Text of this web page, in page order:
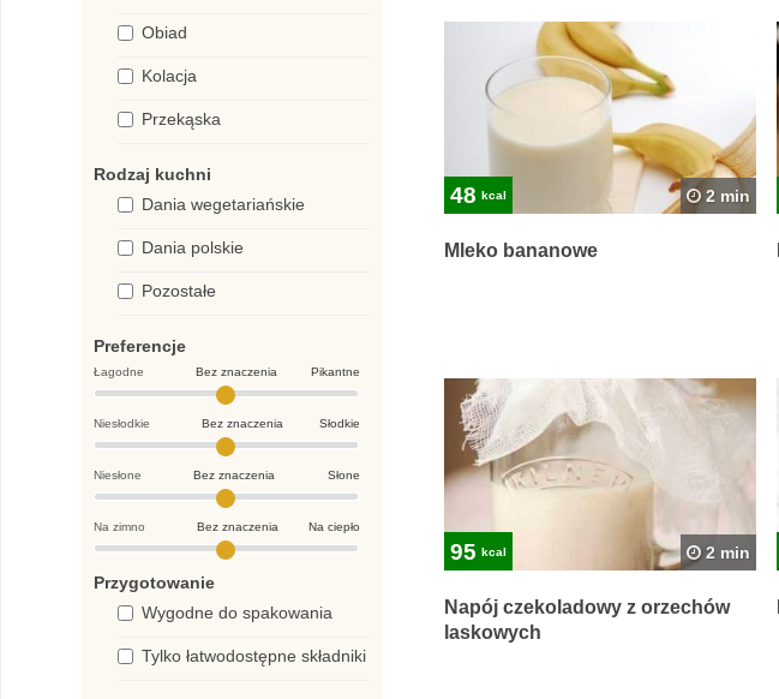
Obiad
Kolacja
Przekąska
Rodzaj kuchni
Dania wegetariańskie
Dania polskie
Pozostałe
Preferencje
Łagodne Pikantne
Bez znaczenia
Niesłodkie Słodkie
Bez znaczenia
Niesłone Słone
Bez znaczenia
Na zimno Na ciepło
Bez znaczenia
Przygotowanie
Wygodne do spakowania
Tylko łatwodostępne składniki
48 kcal 2 min
Mleko bananowe
95 kcal 2 min
Napój czekoladowy z orzechów
laskowych